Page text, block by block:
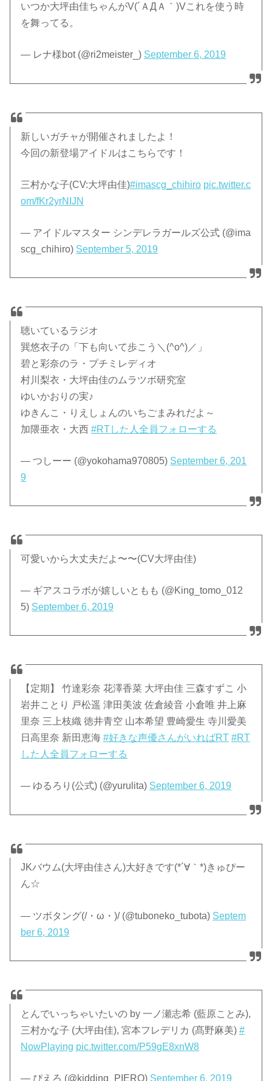
いつか大坪由佳ちゃんがV(´ＡДＡ｀)Vこれを使う時
を舞ってる。
— レナ様bot (@ri2meister_) September 6, 2019
新しいガチャが開催されましたよ！
今回の新登場アイドルはこちらです！
三村かな子(CV:大坪由佳)#imascg_chihiro pic.twitter.c
om/fKr2yrNIJN
— アイドルマスター シンデレラガールズ公式 (@ima
scg_chihiro) September 5, 2019
聴いているラジオ
巽悠衣子の「下も向いて歩こう＼(^o^)／」
碧と彩奈のラ・プチミレディオ
村川梨衣・大坪由佳のムラツボ研究室
ゆいかおりの実♪
ゆきんこ・りえしょんのいちごまみれだよ～
加隈亜衣・大西#RTした人全員フォローする
— つしーー (@yokohama970805) September 6, 201
9
可愛いから大丈夫だよ〜〜(CV大坪由佳)
— ギアスコラボが嬉しいともも (@King_tomo_012
5) September 6, 2019
【定期】 竹達彩奈 花澤香菜 大坪由佳 三森すずこ 小
岩井ことり 戸松遥 津田美波 佐倉綾音 小倉唯 井上麻
里奈 三上枝織 徳井青空 山本希望 豊崎愛生 寺川愛美
日高里奈 新田恵海#好きな声優さんがいればRT #RT
した人全員フォローする
— ゆるろり(公式) (@yurulita) September 6, 2019
JKバウム(大坪由佳さん)大好きです(*´∀｀*)きゅぴー
ん☆
— ツボタング(/・ω・)/ (@tuboneko_tubota) Septem
ber 6, 2019
とんでいっちゃいたいの by 一ノ瀬志希 (藍原ことみ),
三村かな子 (大坪由佳), 宮本フレデリカ (髙野麻美)#
NowPlaying pic.twitter.com/P59gE8xnW8
— ぴえろ (@kidding_PIERO) September 6, 2019